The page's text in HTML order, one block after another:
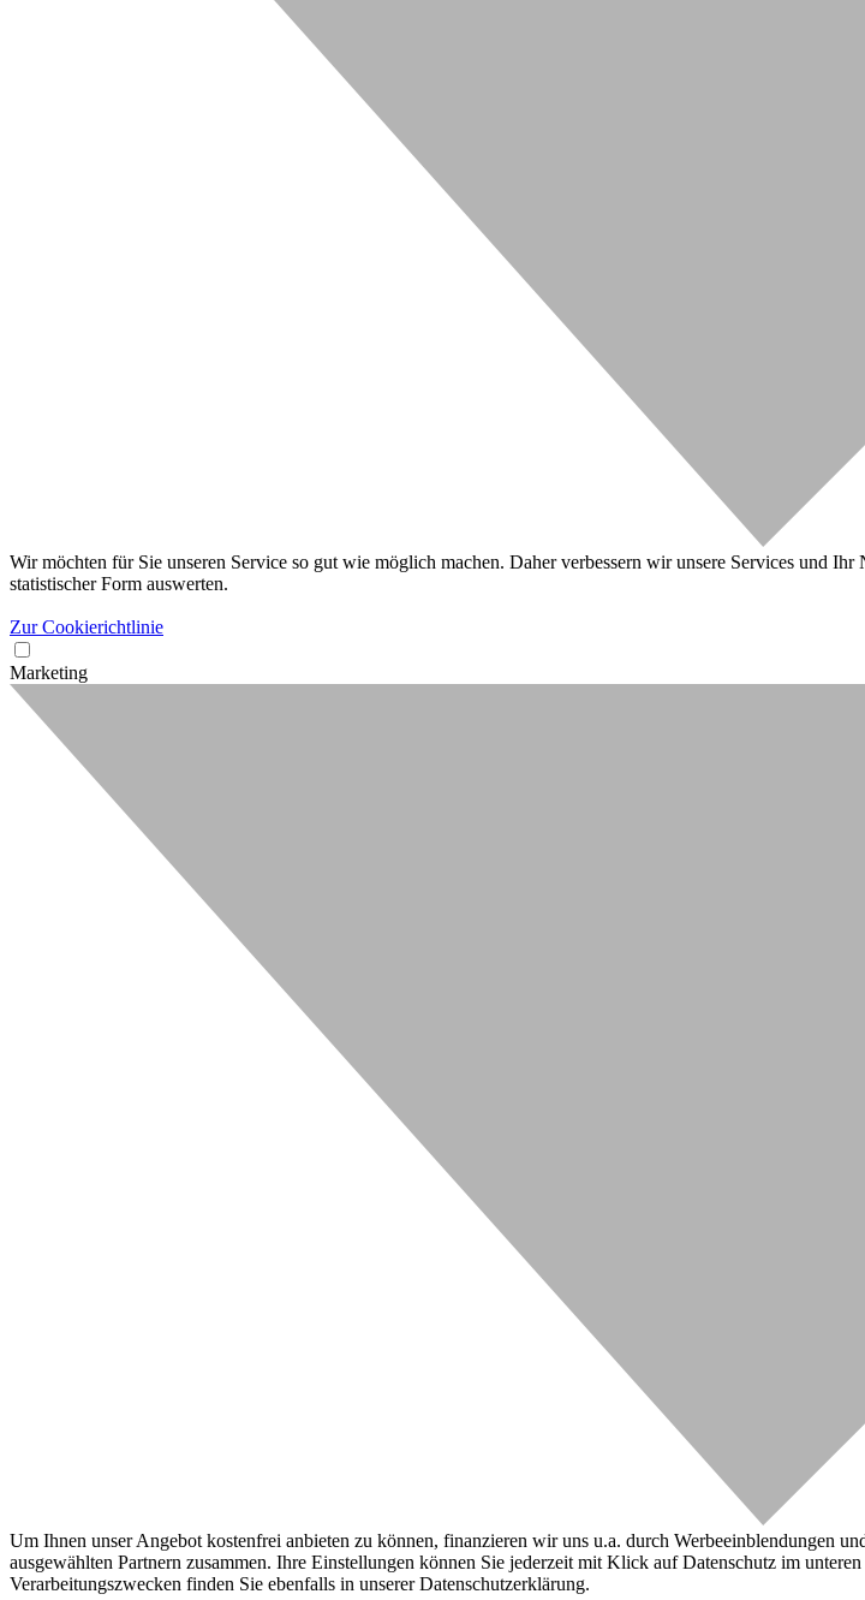
Wir möchten für Sie unseren Service so gut wie möglich machen. Daher verbessern wir unsere Services und
statistischer Form auswerten.
Zur Cookierichtlinie
Marketing
Um Ihnen unser Angebot kostenfrei anbieten zu können, finanzieren wir uns u.a. durch Werbeeinblendungen
ausgewählten Partnern zusammen. Ihre Einstellungen können Sie jederzeit mit Klick auf Datenschutz im
Verarbeitungszwecken finden Sie ebenfalls in unserer Datenschutzerklärung.